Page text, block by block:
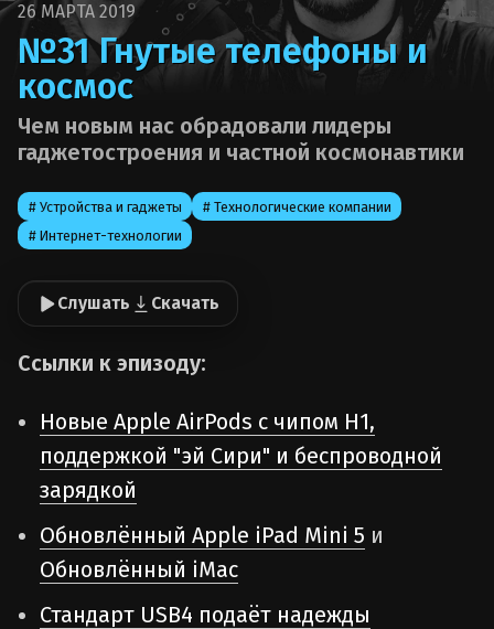
26 МАРТА 2019
№31 Гнутые телефоны и
космос
Чем новым нас обрадовали лидеры
гаджетостроения и частной космонавтики
# Устройства и гаджеты
# Технологические компании
# Интернет-технологии
Слушать Скачать
Ссылки к эпизоду:
Новые Apple AirPods с чипом H1,
поддержкой "эй Сири" и беспроводной
зарядкой
Обновлённый Apple iPad Mini 5 и
Обновлённый iMac
Стандарт USB4 подаёт надежды